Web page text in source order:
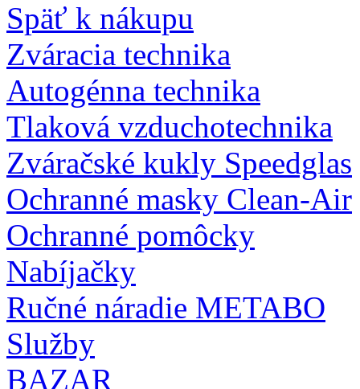
Späť k nákupu
Zváracia technika
Autogénna technika
Tlaková vzduchotechnika
Zváračské kukly Speedglas
Ochranné masky Clean-Air
Ochranné pomôcky
Nabíjačky
Ručné náradie METABO
Služby
BAZAR